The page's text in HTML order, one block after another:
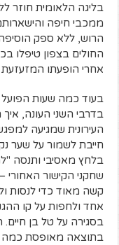
בליגה הלאומית חוזר
ממכבי חיפה
הרוש, ללא ספק
החולים בצפון טיפלו
אחרי הופעתו
בעוד כמה שעות
בדרבי השני העונה,
העירונית שמגיעה
חייבת לשמור על שער
בלחץ מאסיבי ותנסה
שחקני הקישור האחורי –
קשה מאוד כדי לנסות
אחד ולחפות על קו
בסגירה על טל בן
בתוצאה מאופסת כמה